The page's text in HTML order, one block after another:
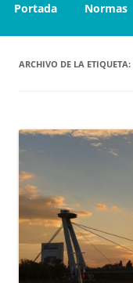
Portada Normas
ARCHIVO DE LA ETIQUETA: